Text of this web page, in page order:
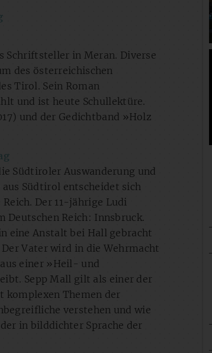
Schriftsteller in Meran. Diverse
des österreichischen
Tirol. Sein Roman
und ist heute Schullektüre.
und der Gedichtband »Holz
Südtiroler Auswanderung und
Südtirol entscheidet sich
Der 11-jährige Ludi
Deutschen Reich: Innsbruck.
eine Anstalt bei Hall gebracht
Vater wird in die Wehrmacht
einer »Heil- und
Sepp Mall gilt als einer der
komplexen Themen der
verstehen und wie
in bilddichter Sprache der